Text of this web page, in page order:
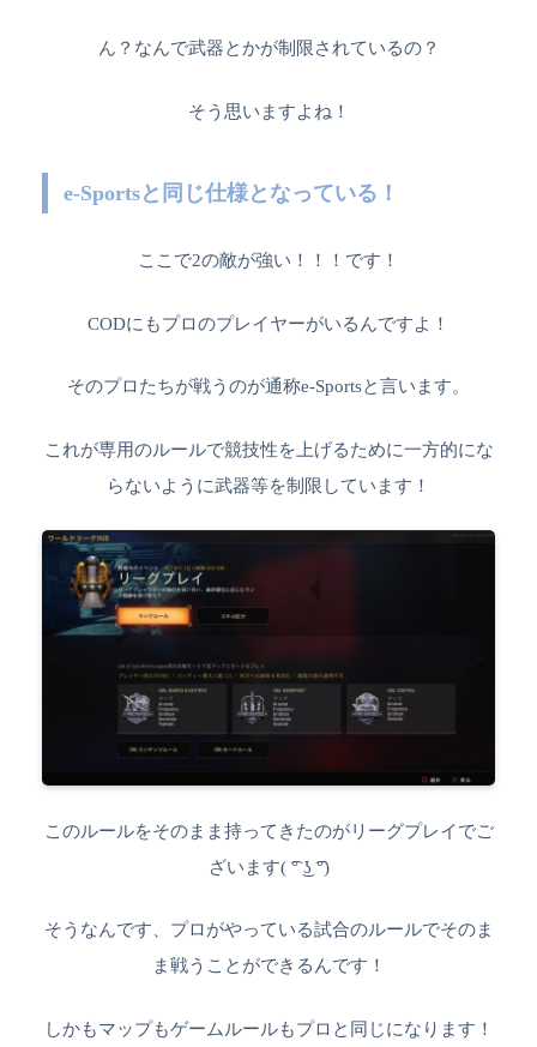
ん？なんで武器とかが制限されているの？
そう思いますよね！
e-Sportsと同じ仕様となっている！
ここで2の敵が強い！！！です！
CODにもプロのプレイヤーがいるんですよ！
そのプロたちが戦うのが通称e-Sportsと言います。
これが専用のルールで競技性を上げるために一方的にな
らないように武器等を制限しています！
このルールをそのまま持ってきたのがリーグプレイでご
ざいます( ͡° ͜ʖ ͡°)
そうなんです、プロがやっている試合のルールでそのま
ま戦うことができるんです！
しかもマップもゲームルールもプロと同じになります！